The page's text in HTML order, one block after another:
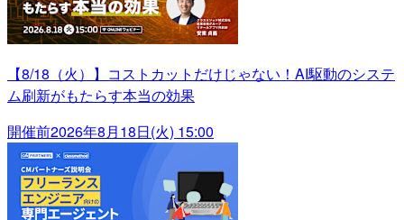
【8/18（火）】コストカットだけじゃない！AI駆動のシステ
ム刷新がもたらす本当の効果
開催前2026年8月18日(火) 15:00